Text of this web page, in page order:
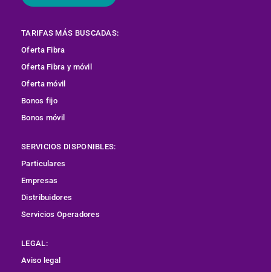
TARIFAS MÁS BUSCADAS:
Oferta Fibra
Oferta Fibra y móvil
Oferta móvil
Bonos fijo
Bonos móvil
SERVICIOS DISPONIBLES:
Particulares
Empresas
Distribuidores
Servicios Operadores
LEGAL:
Aviso legal